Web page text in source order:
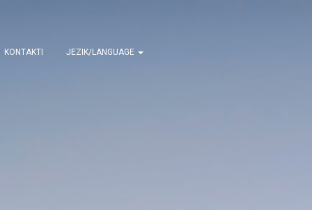
KONTAKTI JEZIK/LANGUAGE